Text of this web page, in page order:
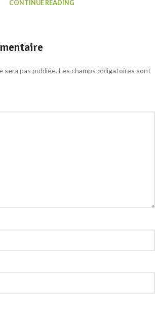
CONTINUE READING
sera pas publiée. Les champs obligatoires sont